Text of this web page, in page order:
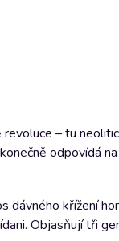
– tu
odpovídá
dávného křížení
Objasňují tři